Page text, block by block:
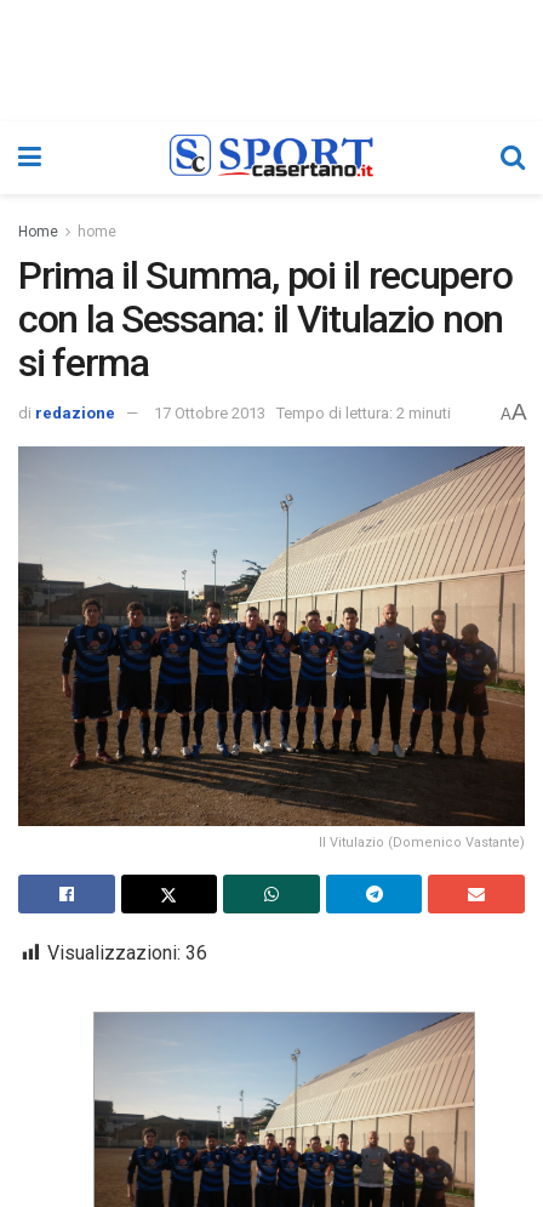
Home home
Prima il Summa, poi il recupero
con la Sessana: il Vitulazio non
si ferma
di redazione 17 Ottobre 2013 Tempo di lettura: 2 minuti AA
Il Vitulazio (Domenico Vastante)
Visualizzazioni: 36